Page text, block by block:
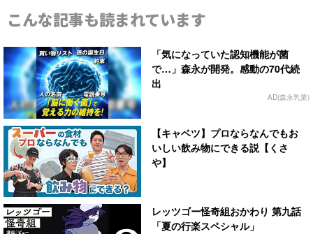
こんな記事も読まれています
「気になっていた認知機能が菌
で…」森永が開発。感動の70代続
出
AD(森永乳業)
【キャベツ】プロならなんでもお
いしい飲み物にできる説【くさ
や】
レッツゴー怪奇組おかわり 第九話
「夏の行楽スペシャル」